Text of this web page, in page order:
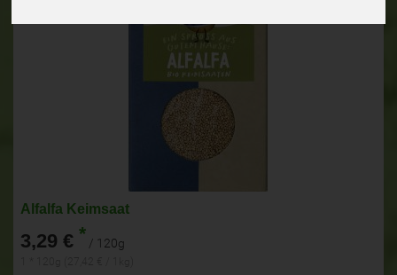
Alfalfa Keimsaat
3,29 € * / 120g